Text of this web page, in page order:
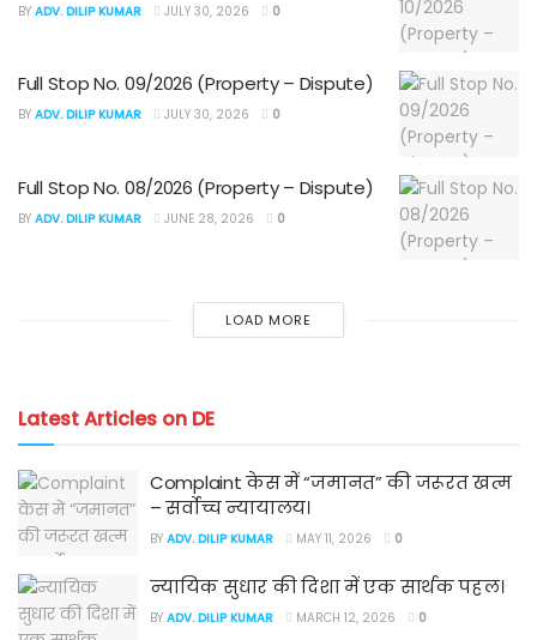
BY ADV. DILIP KUMAR JULY 30, 2026 0
Full Stop No. 09/2026 (Property – Dispute)
BY ADV. DILIP KUMAR JULY 30, 2026 0
Full Stop No. 08/2026 (Property – Dispute)
BY ADV. DILIP KUMAR JUNE 28, 2026 0
LOAD MORE
Latest Articles on DE
Complaint केस में “जमानत” की जरूरत खत्म
– सर्वोच्च न्यायालय।
BY ADV. DILIP KUMAR MAY 11, 2026 0
न्यायिक सुधार की दिशा में एक सार्थक पहल।
BY ADV. DILIP KUMAR MARCH 12, 2026 0